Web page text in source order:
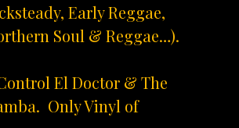
Early Reggae,
Soul & Reggae…).
El Doctor & The
Only Vinyl of